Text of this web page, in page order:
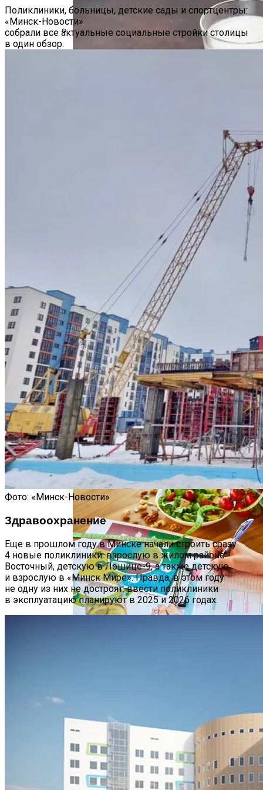
В Китае Зафиксировали Самую
Большую Дефляцию За 14 Лет
В Нью-Йорке Введут Плату За Пробки
В Центре Города
Как Грамотно Начать Карьеру
Молодым Специалистам
Какие Навыки Станут Ключевыми
Через 10 Лет И Как Подготовиться К Ним
Сегодня
Hyundai Santa Fe: Мощное Сочетание
Какие Кредиты Дают В Беларуси
На Китайские Автомобили
Шипы Или Липучка? Что Выбрать В
Условиях Российской Зимы?
Безлактозное Молоко — Обычное
Молоко Или Хорошая Альтернатива?
7 Домашних Методов Для Улучшения
Памяти И Концентрации
Поликлиники, больницы, детские сады и спортцентры:
«Минск-Новости»
собрали все актуальные социальные стройки столицы
в один обзор.
Фото: «Минск-Новости»
Здравоохранение
Еще в прошлом году в Минске начали строить сразу
4 новые поликлиники: взрослую в жилом районе
Восточный, детскую в Лошице-9, а также детскую
и взрослую в «Минск Мире». Правда, в этом году
не одну из них не достроят: ввести поликлиники
в эксплуатацию планируют в 2025 и 2026 годах.